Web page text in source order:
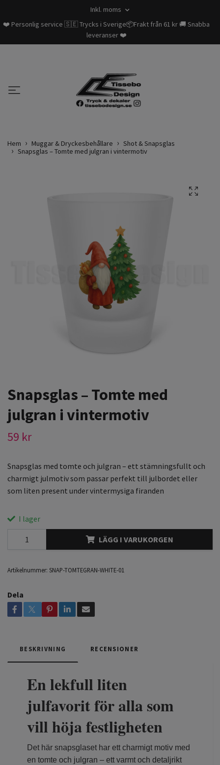
Inkl. moms
❤️ Personlig service 🇸🇪 Trycks i Sverige📦Frakt från 61 kr 🚚 Snabba
leveranser ❤️
Hem Muggar & Dryckesbehållare
Shot & Snapsglas
Snapsglas – Tomte med julgran i vintermotiv
Snapsglas – Tomte med
julgran i vintermotiv
59 kr
Snapsglas med tomte och julgran – ett stämningsfullt och
charmigt julmotiv som passar perfekt till julbordet eller
som liten present under vintermysiga firanden
I lager
LÄGG I VARUKORGEN
Artikelnummer: SNAP-TOMTEGRAN-WHITE-01
Dela
BESKRIVNING RECENSIONER
En lekfull liten
julfavorit för alla som
vill höja festligheten
Det här snapsglaset har ett charmigt motiv med
en tomte och julgran – ett varmt och detaljrikt